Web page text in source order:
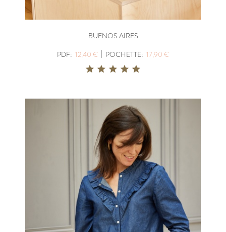
BUENOS AIRES
PDF: 12,40 € | POCHETTE: 17,90 €